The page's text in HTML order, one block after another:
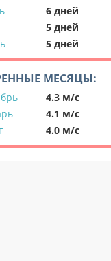
6 дней
5 дней
5 дней
МЕСЯЦЫ:
4.3 м/с
4.1 м/с
4.0 м/с